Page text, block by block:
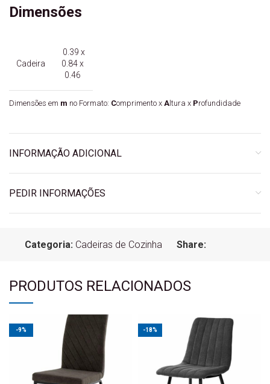
Dimensões
Cadeira
0.39 x
0.84 x
0.46
Dimensões em m no Formato: Comprimento x Altura x Profundidade
INFORMAÇÃO ADICIONAL
PEDIR INFORMAÇÕES
Categoria: Cadeiras de Cozinha Share:
PRODUTOS RELACIONADOS
-9% -18%